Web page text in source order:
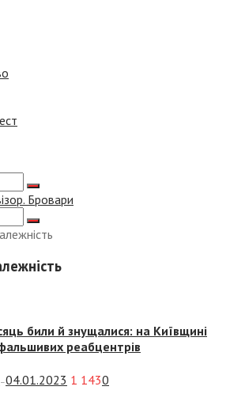
били й знущалися: на Київщині
реабцентрів
—04.01.2023 1 1430